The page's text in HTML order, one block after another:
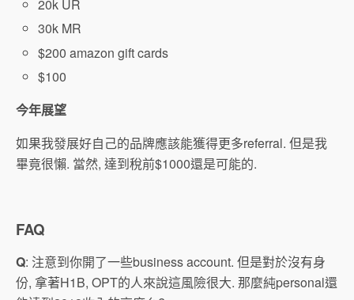
20k UR
30k MR
$200 amazon gift cards
$100
今年展望
如果我發展好自己的品牌應該能獲得更多referral. 但是我
畢竟很懶. 當然, 達到稅前$1000還是可能的.
FAQ
Q: 注意到你開了一些business account. 但是對於沒有身
份, 拿著H1B, OPT的人來說這風險很大. 那麼純personal還